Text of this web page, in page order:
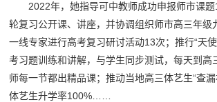
2022年，她指导可中教师成功申报师市课
轮复习公开课、讲座，并协调组织师市高三年级
一线专家进行高考复习研讨活动13次；推行“天
考习题训练和讲解，与学生同步测试，每天到高
师每一节都出精品课；推动当地高三体艺生“查
体艺生升学率100%……